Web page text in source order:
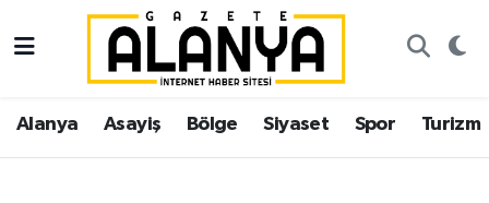
Alanya Asayiş Bölge Siyaset Spor Turizm
Alanya
Asayiş
İstanbul Nöbetçi Eczaneler
İstanbul Hava Durumu